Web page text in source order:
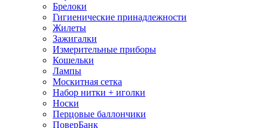
Брелоки
Гигиенические принадлежности
Жилеты
Зажигалки
Измерительные приборы
Кошельки
Лампы
Москитная сетка
Набор нитки + иголки
Носки
Перцовые баллончики
ПоверБанк